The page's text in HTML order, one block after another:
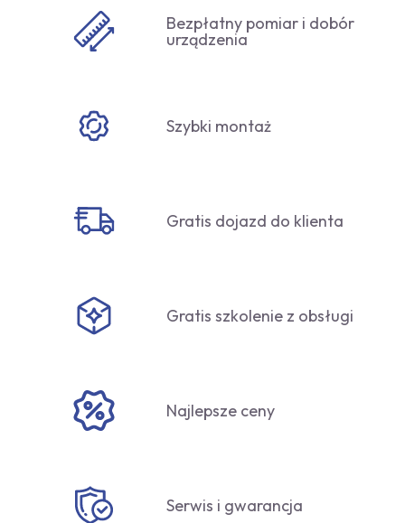
Bezpłatny pomiar i dobór
urządzenia
Szybki montaż
Gratis dojazd do klienta
Gratis szkolenie z obsługi
Najlepsze ceny
Serwis i gwarancja